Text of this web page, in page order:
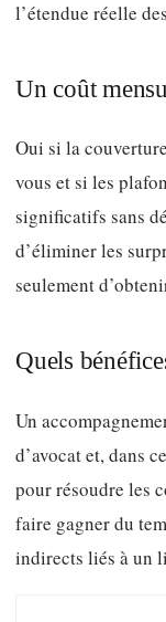
l’étendue réelle
Un coût
Oui si la
vous et si les
significatifs sans
d’éliminer les
seulement
Quels
Un
d’avocat et, dans
pour résoudre les
faire gagner du
indirects liés à un